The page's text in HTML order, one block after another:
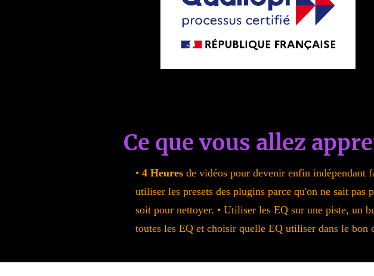
Ce que vous allez
• 4 Heures de vidéos pour devenir enfin indépendant
utiliser les presets des plugins parce qu'on ne sait
soit pour nettoyer. • Utiliser les EQ sur une piste, un
toutes les EQ et choisir quelle EQ utiliser dans le bon